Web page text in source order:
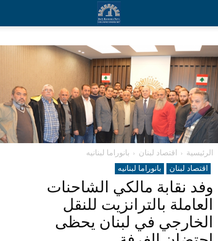
الرئيسية اقتصاد لبنان
بانوراما لبنانیه
اقتصاد لبنان
بانوراما لبنانیه
وفد نقابة مالكي الشاحنات
العاملة بالترانزيت للنقل
الخارجي في لبنان يحظى